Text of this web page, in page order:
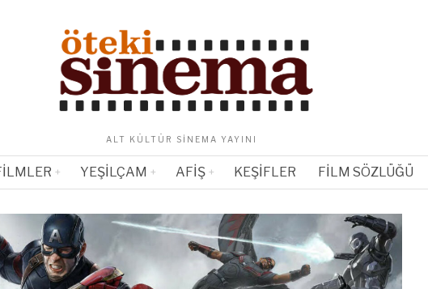
ALT KÜLTÜR SINEMA YAYINI
YEŞILÇAM AFIŞ KEŞIFLER FILM SÖZLÜĞÜ